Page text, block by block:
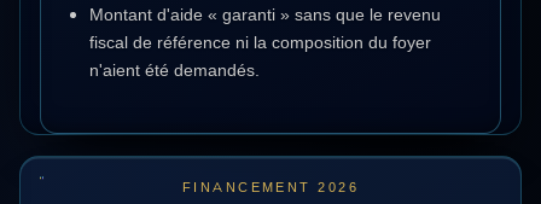
Montant d'aide « garanti » sans que le revenu
fiscal de référence ni la composition du foyer
n'aient été demandés.
FINANCEMENT 2026